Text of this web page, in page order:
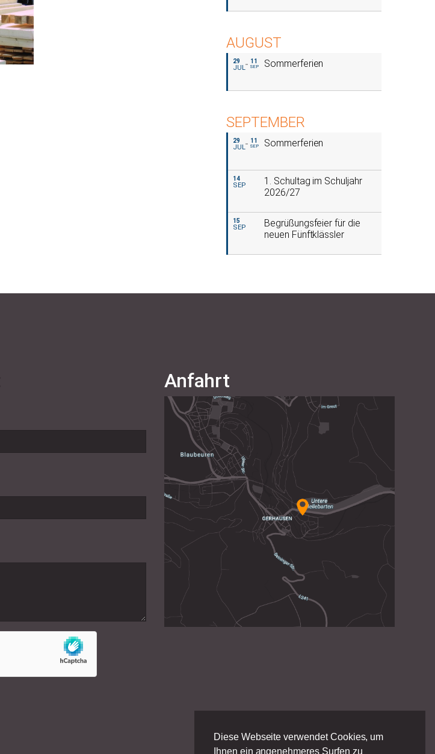
Diese Webseite verwendet Cookies, um
Ihnen ein angenehmeres Surfen zu
AUGUST
29
JUL
11
SEP Sommerferien
SEPTEMBER
29
JUL
11
SEP Sommerferien
14
SEP
1. Schultag im Schuljahr
2026/27
15
SEP
Begrüßungsfeier für die
neuen Fünftklässler
Anfahrt